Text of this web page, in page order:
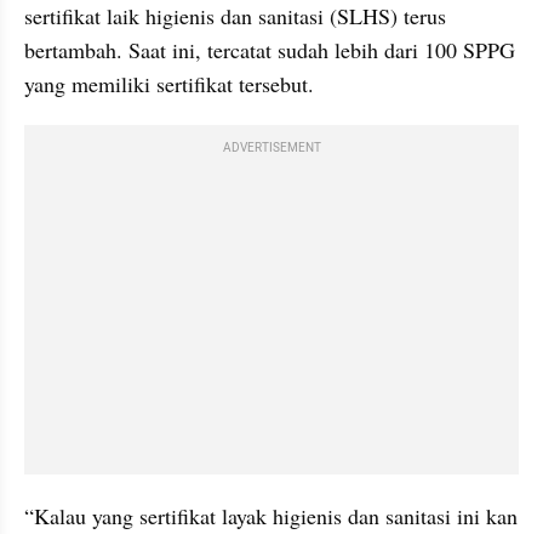
sertifikat laik higienis dan sanitasi (SLHS) terus
bertambah. Saat ini, tercatat sudah lebih dari 100 SPPG
yang memiliki sertifikat tersebut.
ADVERTISEMENT
“Kalau yang sertifikat layak higienis dan sanitasi ini kan